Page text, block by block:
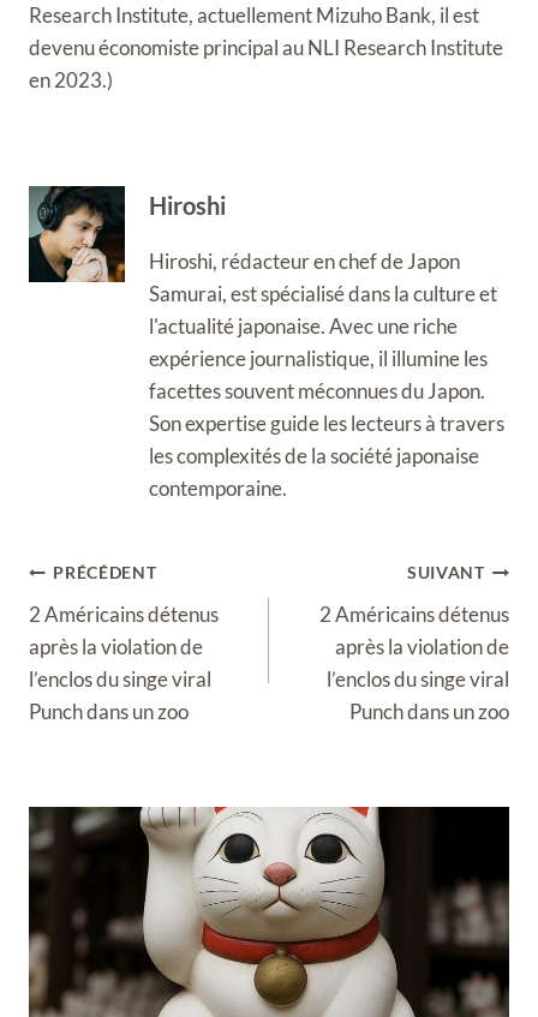
Research Institute, actuellement Mizuho Bank, il est
devenu économiste principal au NLI Research Institute
en 2023.)
Hiroshi
Hiroshi, rédacteur en chef de Japon
Samurai, est spécialisé dans la culture et
l'actualité japonaise. Avec une riche
expérience journalistique, il illumine les
facettes souvent méconnues du Japon.
Son expertise guide les lecteurs à travers
les complexités de la société japonaise
contemporaine.
Navigation
de
l’article
PRÉCÉDENT
2 Américains détenus
après la violation de
l’enclos du singe viral
Punch dans un zoo
SUIVANT
2 Américains détenus
après la violation de
l’enclos du singe viral
Punch dans un zoo